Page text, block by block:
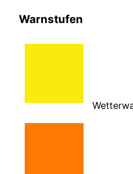
Warnstufen